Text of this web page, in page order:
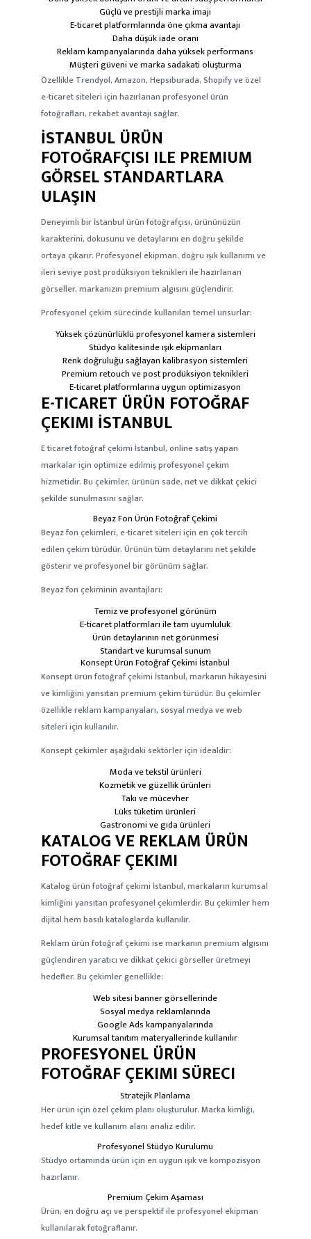
Güçlü ve prestijli marka imajı
E-ticaret platformlarında öne çıkma avantajı
Daha düşük iade oranı
Reklam kampanyalarında daha yüksek performans
Müşteri güveni ve marka sadakati oluşturma
Özellikle Trendyol, Amazon, Hepsiburada, Shopify ve özel
e-ticaret siteleri için hazırlanan profesyonel ürün
fotoğrafları, rekabet avantajı sağlar.
İSTANBUL ÜRÜN
FOTOĞRAFÇISI ILE PREMIUM
GÖRSEL STANDARTLARA
ULAŞIN
Deneyimli bir İstanbul ürün fotoğrafçısı, ürününüzün
karakterini, dokusunu ve detaylarını en doğru şekilde
ortaya çıkarır. Profesyonel ekipman, doğru ışık kullanımı ve
ileri seviye post prodüksiyon teknikleri ile hazırlanan
görseller, markanızın premium algısını güçlendirir.
Profesyonel çekim sürecinde kullanılan temel unsurlar:
Yüksek çözünürlüklü profesyonel kamera sistemleri
Stüdyo kalitesinde ışık ekipmanları
Renk doğruluğu sağlayan kalibrasyon sistemleri
Premium retouch ve post prodüksiyon teknikleri
E-ticaret platformlarına uygun optimizasyon
E-TICARET ÜRÜN FOTOĞRAF
ÇEKIMI İSTANBUL
E ticaret fotoğraf çekimi İstanbul, online satış yapan
markalar için optimize edilmiş profesyonel çekim
hizmetidir. Bu çekimler, ürünün sade, net ve dikkat çekici
şekilde sunulmasını sağlar.
Beyaz Fon Ürün Fotoğraf Çekimi
Beyaz fon çekimleri, e-ticaret siteleri için en çok tercih
edilen çekim türüdür. Ürünün tüm detaylarını net şekilde
gösterir ve profesyonel bir görünüm sağlar.
Beyaz fon çekiminin avantajları:
Temiz ve profesyonel görünüm
E-ticaret platformları ile tam uyumluluk
Ürün detaylarının net görünmesi
Standart ve kurumsal sunum
Konsept Ürün Fotoğraf Çekimi İstanbul
Konsept ürün fotoğraf çekimi İstanbul, markanın hikayesini
ve kimliğini yansıtan premium çekim türüdür. Bu çekimler
özellikle reklam kampanyaları, sosyal medya ve web
siteleri için kullanılır.
Konsept çekimler aşağıdaki sektörler için idealdir:
Moda ve tekstil ürünleri
Kozmetik ve güzellik ürünleri
Takı ve mücevher
Lüks tüketim ürünleri
Gastronomi ve gıda ürünleri
KATALOG VE REKLAM ÜRÜN
FOTOĞRAF ÇEKIMI
Katalog ürün fotoğraf çekimi İstanbul, markaların kurumsal
kimliğini yansıtan profesyonel çekimlerdir. Bu çekimler hem
dijital hem basılı kataloglarda kullanılır.
Reklam ürün fotoğraf çekimi ise markanın premium algısını
güçlendiren yaratıcı ve dikkat çekici görseller üretmeyi
hedefler. Bu çekimler genellikle:
Web sitesi banner görsellerinde
Sosyal medya reklamlarında
Google Ads kampanyalarında
Kurumsal tanıtım materyallerinde kullanılır
PROFESYONEL ÜRÜN
FOTOĞRAF ÇEKIMI SÜRECI
Stratejik Planlama
Her ürün için özel çekim planı oluşturulur. Marka kimliği,
hedef kitle ve kullanım alanı analiz edilir.
Profesyonel Stüdyo Kurulumu
Stüdyo ortamında ürün için en uygun ışık ve kompozisyon
hazırlanır.
Premium Çekim Aşaması
Ürün, en doğru açı ve perspektif ile profesyonel ekipman
kullanılarak fotoğraflanır.